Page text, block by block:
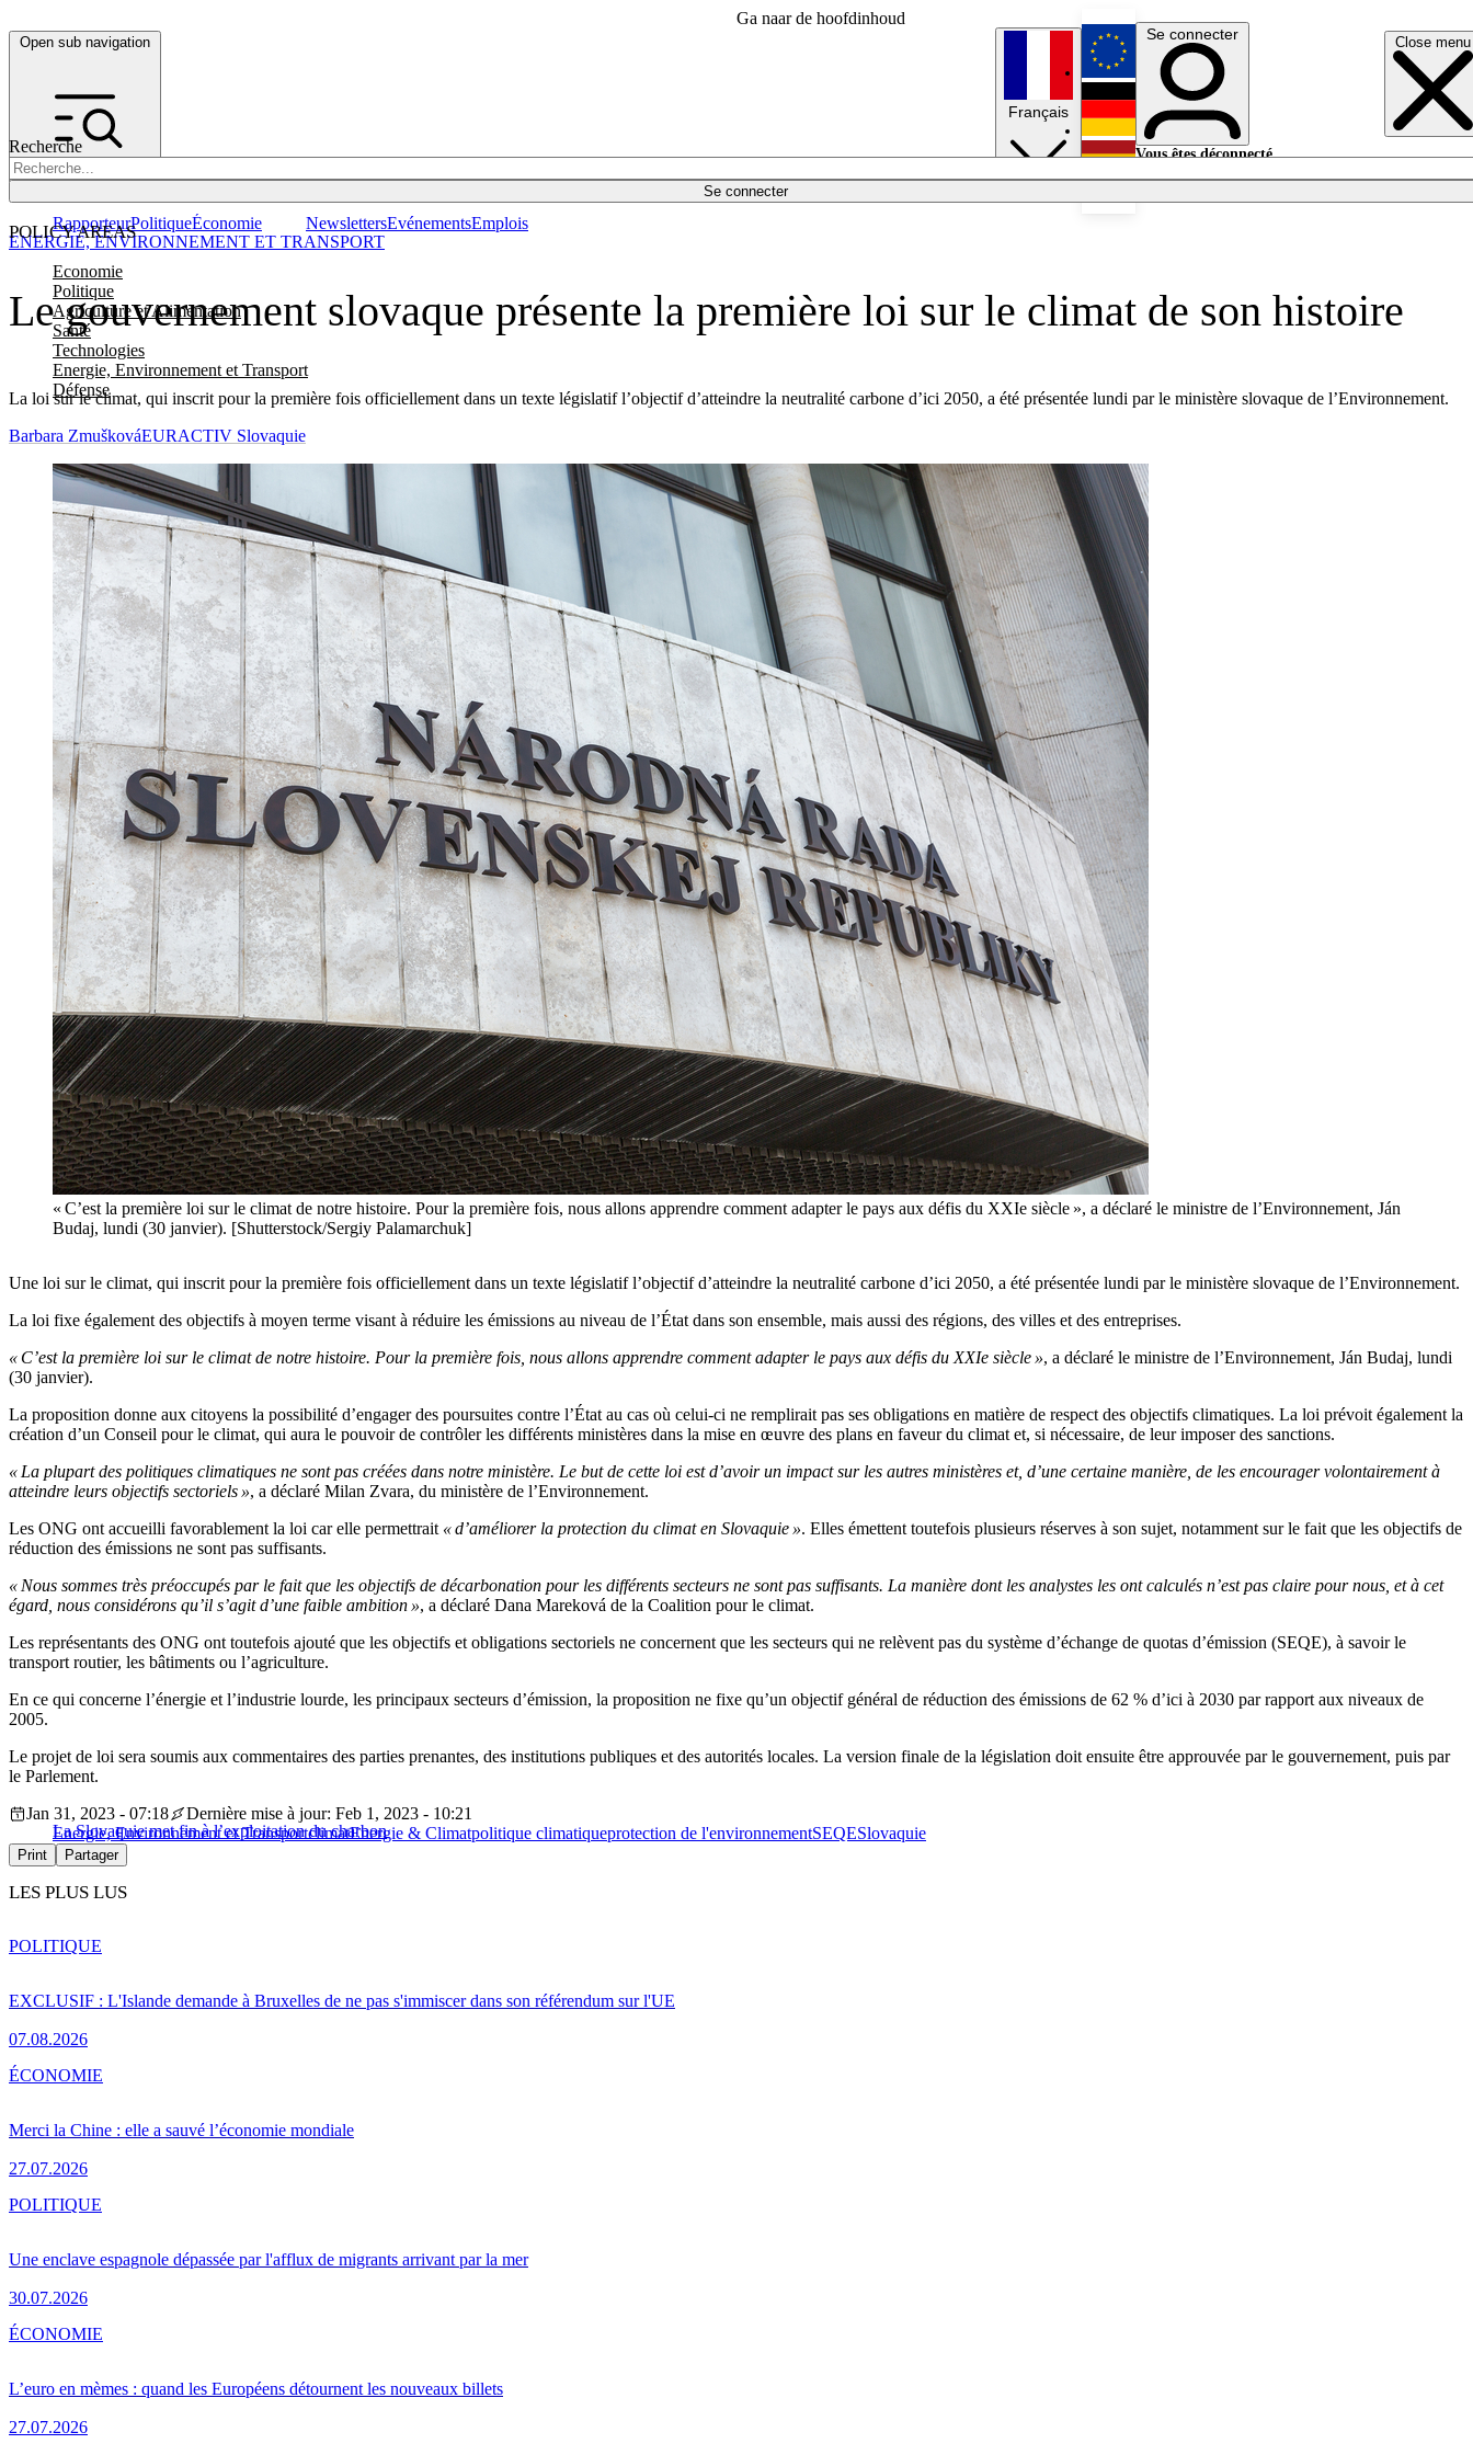
Ga naar de hoofdinhoud
Open sub navigation Close menu
Recherche
Se connecter
POLICY AREAS
Economie
Politique
Agriculture et Alimentation
Santé
Technologies
Energie, Environnement et Transport
Défense
RapporteurPolitiqueÉconomie NewslettersEvénementsEmplois
Français
English
Deutsch
Se connecter
Vous êtes déconnecté.
Le gouvernement slovaque présente la première loi sur le climat de son histoire
La loi sur le climat, qui inscrit pour la première fois officiellement dans un texte législatif l’objectif d’atteindre la neutralité carbone d’ici 2050, a été présentée lundi par le ministère slovaque de l’Environnement.
ENERGIE, ENVIRONNEMENT ET TRANSPORT
Barbara ZmuškováEURACTIV Slovaquie
« C’est la première loi sur le climat de notre histoire. Pour la première fois, nous allons apprendre comment adapter le pays aux défis du XXIe siècle », a déclaré le ministre de l’Environnement, Ján
Budaj, lundi (30 janvier). [Shutterstock/Sergiy Palamarchuk]
Une loi sur le climat, qui inscrit pour la première fois officiellement dans un texte législatif l’objectif d’atteindre la neutralité carbone d’ici 2050, a été présentée lundi par le ministère slovaque de l’Environnement.
La loi fixe également des objectifs à moyen terme visant à réduire les émissions au niveau de l’État dans son ensemble, mais aussi des régions, des villes et des entreprises.
« C’est la première loi sur le climat de notre histoire. Pour la première fois, nous allons apprendre comment adapter le pays aux défis du XXIe siècle », a déclaré le ministre de l’Environnement, Ján Budaj, lundi
(30 janvier).
La proposition donne aux citoyens la possibilité d’engager des poursuites contre l’État au cas où celui-ci ne remplirait pas ses obligations en matière de respect des objectifs climatiques. La loi prévoit également la
création d’un Conseil pour le climat, qui aura le pouvoir de contrôler les différents ministères dans la mise en œuvre des plans en faveur du climat et, si nécessaire, de leur imposer des sanctions.
« La plupart des politiques climatiques ne sont pas créées dans notre ministère. Le but de cette loi est d’avoir un impact sur les autres ministères et, d’une certaine manière, de les encourager volontairement à
atteindre leurs objectifs sectoriels », a déclaré Milan Zvara, du ministère de l’Environnement.
Les ONG ont accueilli favorablement la loi car elle permettrait « d’améliorer la protection du climat en Slovaquie ». Elles émettent toutefois plusieurs réserves à son sujet, notamment sur le fait que les objectifs de
réduction des émissions ne sont pas suffisants.
« Nous sommes très préoccupés par le fait que les objectifs de décarbonation pour les différents secteurs ne sont pas suffisants. La manière dont les analystes les ont calculés n’est pas claire pour nous, et à cet
égard, nous considérons qu’il s’agit d’une faible ambition », a déclaré Dana Mareková de la Coalition pour le climat.
Les représentants des ONG ont toutefois ajouté que les objectifs et obligations sectoriels ne concernent que les secteurs qui ne relèvent pas du système d’échange de quotas d’émission (SEQE), à savoir le
transport routier, les bâtiments ou l’agriculture.
En ce qui concerne l’énergie et l’industrie lourde, les principaux secteurs d’émission, la proposition ne fixe qu’un objectif général de réduction des émissions de 62 % d’ici à 2030 par rapport aux niveaux de
2005.
Le projet de loi sera soumis aux commentaires des parties prenantes, des institutions publiques et des autorités locales. La version finale de la législation doit ensuite être approuvée par le gouvernement, puis par
le Parlement.
La Slovaquie met fin à l’exploitation du charbon
Jan 31, 2023 - 07:18
Dernière mise à jour: Feb 1, 2023 - 10:21
Energie, Environnement et TransportclimatEnergie & Climatpolitique climatiqueprotection de l'environnementSEQESlovaquie
Print Partager
LES PLUS LUS
EXCLUSIF : L'Islande demande à Bruxelles de ne pas s'immiscer dans son référendum sur l'UE
07.08.2026
POLITIQUE
Merci la Chine : elle a sauvé l’économie mondiale
27.07.2026
ÉCONOMIE
Une enclave espagnole dépassée par l'afflux de migrants arrivant par la mer
30.07.2026
POLITIQUE
L’euro en mèmes : quand les Européens détournent les nouveaux billets
27.07.2026
ÉCONOMIE